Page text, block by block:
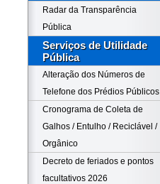
Radar da Transparência
Pública
Serviços de Utilidade
Pública
Alteração dos Números de
Telefone dos Prédios Públicos
Cronograma de Coleta de
Galhos / Entulho / Reciclável /
Orgânico
Decreto de feriados e pontos
facultativos 2026